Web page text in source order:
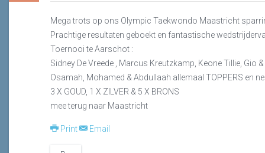
Mega trots op ons Olympic Taekwondo Maastricht
Prachtige resultaten geboekt en fantastische
Toernooi te Aarschot :
Sidney De Vreede , Marcus Kreutzkamp, Keone Tillie, Gio
Osamah, Mohamed & Abdullaah allemaal TOPPERS en
3 X GOUD, 1 X ZILVER & 5 X BRONS
mee terug naar Maastricht
Print Email